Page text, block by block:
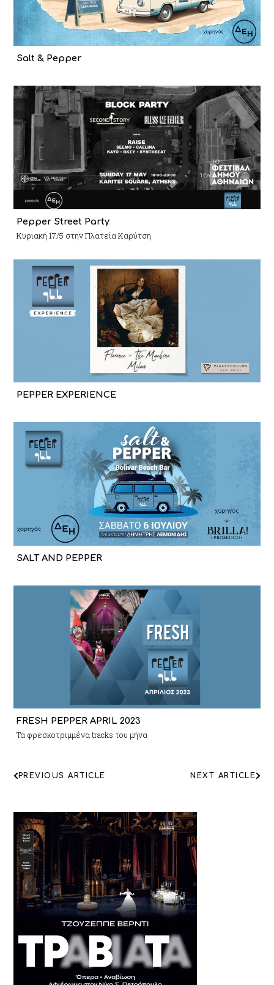
Salt & Pepper
Pepper Street Party
Κυριακή 17/5 στην Πλατεία Καρύτση
PEPPER EXPERIENCE
SALT AND PEPPER
FRESH PEPPER APRIL 2023
Τα φρεσκοτριμμένα tracks του μήνα
ΠΛΟΗΓΗΣΗ
NEXT ARTICLE
PREVIOUS ARTICLE